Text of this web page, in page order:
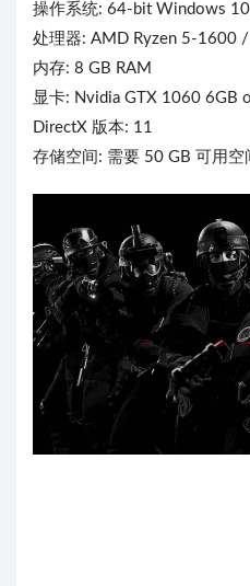
操作系统: 64-bit Windows 10
处理器: AMD Ryzen 5-1600
内存: 8 GB RAM
显卡: Nvidia GTX 1060 6GB
DirectX 版本: 11
存储空间: 需要 50 GB 可用空